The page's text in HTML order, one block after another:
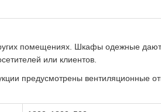
помещениях. Шкафы одежные
или клиентов.
предусмотрены вентиляционные